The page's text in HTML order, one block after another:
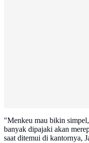
"Menkeu mau bikin
banyak dipajaki akan
saat ditemui di kantornya,